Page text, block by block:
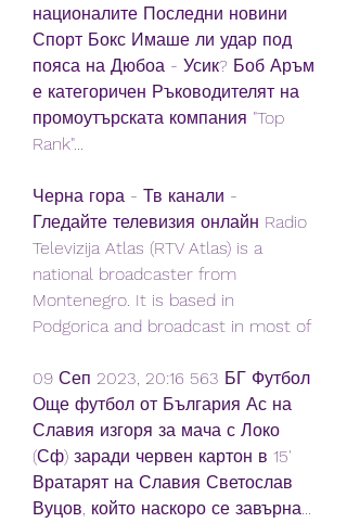
националите Последни новини
Спорт Бокс Имаше ли удар под
пояса на Дюбоа - Усик? Боб Аръм
е категоричен Ръководителят на
промоутърската компания "Top
Rank"...
Черна гора - Тв канали -
Гледайте телевизия онлайн Radio
Televizija Atlas (RTV Atlas) is a
national broadcaster from
Montenegro. It is based in
Podgorica and broadcast in most of
09 Сеп 2023, 20:16 563 БГ Футбол
Още футбол от България Ас на
Славия изгоря за мача с Локо
(Сф) заради червен картон в 15'
Вратарят на Славия Светослав
Вуцов, който наскоро се завърна...